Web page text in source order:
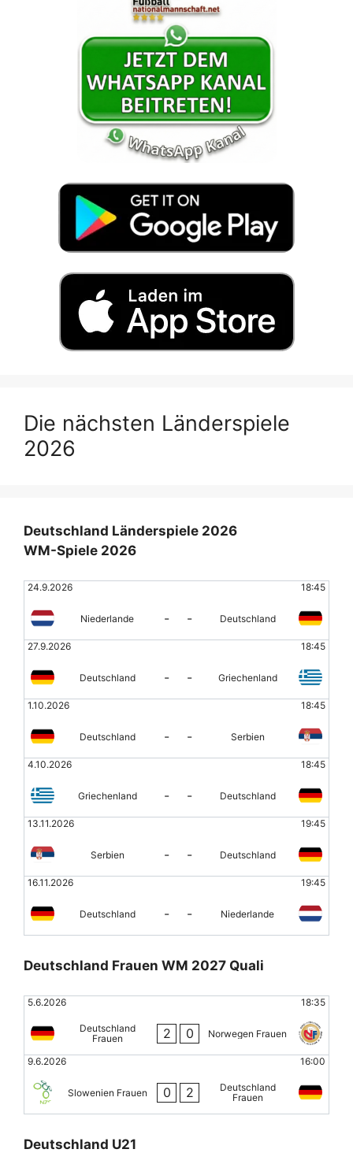
Die nächsten Länderspiele
2026
Deutschland Länderspiele 2026
WM-Spiele 2026
24.9.2026 18:45
Niederlande - - Deutschland
27.9.2026 18:45
Deutschland - - Griechenland
1.10.2026 18:45
Deutschland - - Serbien
4.10.2026 18:45
Griechenland - - Deutschland
13.11.2026 19:45
Serbien - - Deutschland
16.11.2026 19:45
Deutschland - - Niederlande
Deutschland Frauen WM 2027 Quali
5.6.2026 18:35
Deutschland
Frauen
2 0 Norwegen Frauen
9.6.2026 16:00
Slowenien Frauen 0 2
Deutschland
Frauen
Deutschland U21